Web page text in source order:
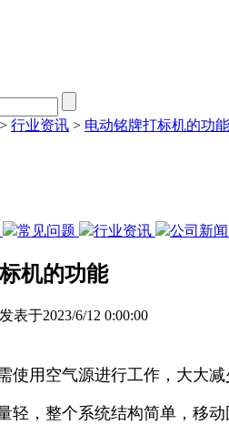
> 行业资讯 > 电动铭牌打标机的功能
常见问题 行业资讯 公司新闻
机的功能
表于2023/6/12 0:00:00
使用空气源进行工作，大大
轻，整个系统结构简单，移